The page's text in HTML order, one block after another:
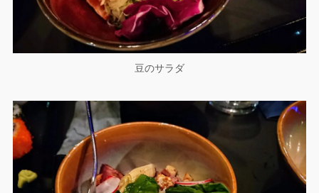
豆のサラダ